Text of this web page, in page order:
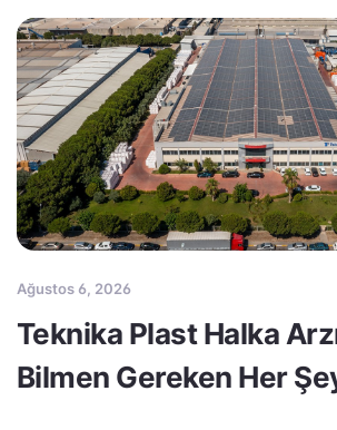
Ağustos 6, 2026
Teknika Plast Halka
Bilmen Gereken Her